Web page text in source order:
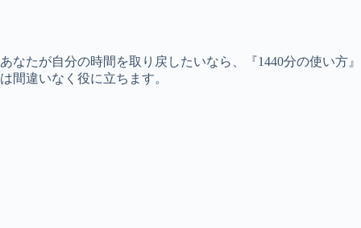
あなたが自分の時間を取り戻したいなら、『1440分の使い方』
は間違いなく役に立ちます。